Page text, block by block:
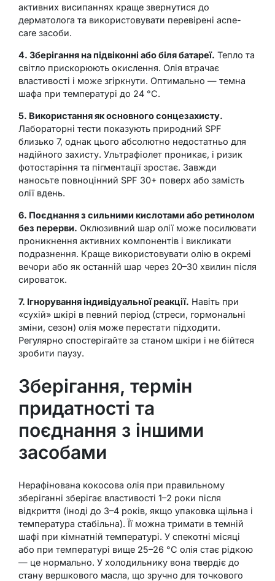
активних висипаннях краще звернутися до
дерматолога та використовувати перевірені acne-
care засоби.
4. Зберігання на підвіконні або біля батареї. Тепло та
світло прискорюють окислення. Олія втрачає
властивості і може згіркнути. Оптимально — темна
шафа при температурі до 24 °C.
5. Використання як основного сонцезахисту.
Лабораторні тести показують природний SPF
близько 7, однак цього абсолютно недостатньо для
надійного захисту. Ультрафіолет проникає, і ризик
фотостаріння та пігментації зростає. Завжди
наносьте повноцінний SPF 30+ поверх або замість
олії вдень.
6. Поєднання з сильними кислотами або ретинолом
без перерви. Оклюзивний шар олії може посилювати
проникнення активних компонентів і викликати
подразнення. Краще використовувати олію в окремі
вечори або як останній шар через 20–30 хвилин після
сироваток.
7. Ігнорування індивідуальної реакції. Навіть при
«сухій» шкірі в певний період (стреси, гормональні
зміни, сезон) олія може перестати підходити.
Регулярно спостерігайте за станом шкіри і не бійтеся
зробити паузу.
Зберігання, термін
придатності та
поєднання з іншими
засобами
Нерафінована кокосова олія при правильному
зберіганні зберігає властивості 1–2 роки після
відкриття (іноді до 3–4 років, якщо упаковка щільна і
температура стабільна). Її можна тримати в темній
шафі при кімнатній температурі. У спекотні місяці
або при температурі вище 25–26 °C олія стає рідкою
— це нормально. У холодильнику вона твердіє до
стану вершкового масла, що зручно для точкового